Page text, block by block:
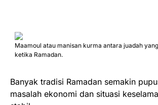
Maamoul atau manisan kurma antara juadah
ketika Ramadan.
Banyak tradisi Ramadan semakin
masalah ekonomi dan situasi